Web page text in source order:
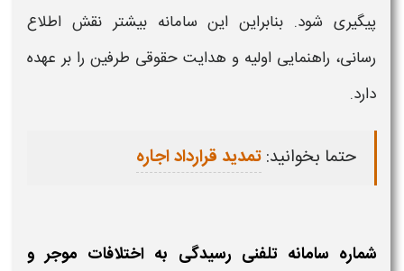
پیگیری شود. بنابراین این سامانه بیشتر نقش اطلاع
رسانی، راهنمایی اولیه و هدایت حقوقی طرفین را بر عهده
دارد.
حتما بخوانید:تمدید قرارداد اجاره
شماره سامانه تلفنی رسیدگی به اختلافات موجر و